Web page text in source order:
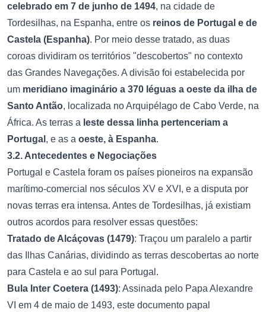
celebrado em 7 de junho de 1494, na cidade de
Tordesilhas, na Espanha, entre os reinos de Portugal e de
Castela (Espanha). Por meio desse tratado, as duas
coroas dividiram os territórios "descobertos" no contexto
das Grandes Navegações. A divisão foi estabelecida por
um meridiano imaginário a 370 léguas a oeste da ilha de
Santo Antão, localizada no Arquipélago de Cabo Verde, na
África. As terras a leste dessa linha pertenceriam a
Portugal , e as a oeste, à Espanha.
3.2. Antecedentes e Negociações
Portugal e Castela foram os países pioneiros na expansão
marítimo-comercial nos séculos XV e XVI, e a disputa por
novas terras era intensa. Antes de Tordesilhas, já existiam
outros acordos para resolver essas questões:
Tratado de Alcáçovas (1479): Traçou um paralelo a partir
das Ilhas Canárias, dividindo as terras descobertas ao norte
para Castela e ao sul para Portugal.
Bula Inter Coetera (1493): Assinada pelo Papa Alexandre
VI em 4 de maio de 1493, este documento papal